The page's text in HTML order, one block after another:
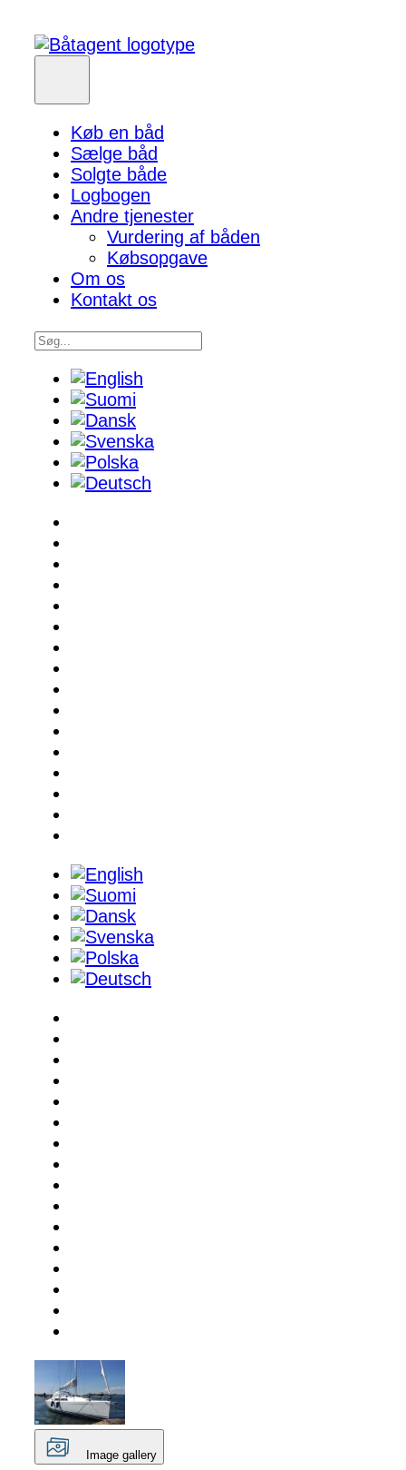
Køb en båd
Sælge båd
Solgte både
Logbogen
Andre tjenester
Vurdering af båden
Købsopgave
Om os
Kontakt os
Image gallery